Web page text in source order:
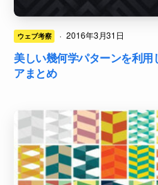
ウェブ考察 · 2016年3月31日
美しい幾何学パターンを利
アまとめ